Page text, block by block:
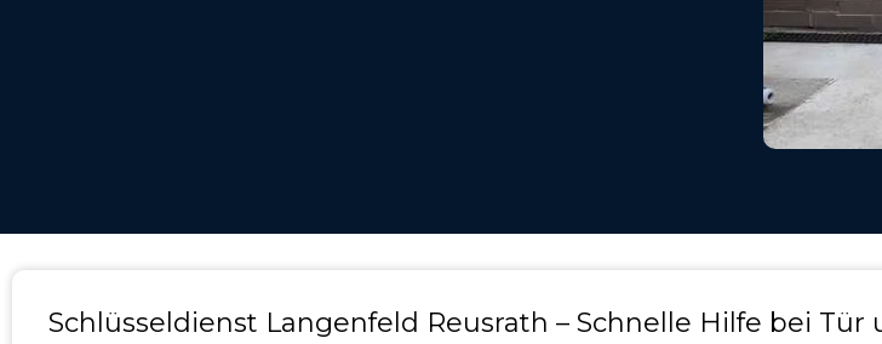
Schlüsseldienst Langenfeld Reusrath – Schnelle Hilfe bei Tür